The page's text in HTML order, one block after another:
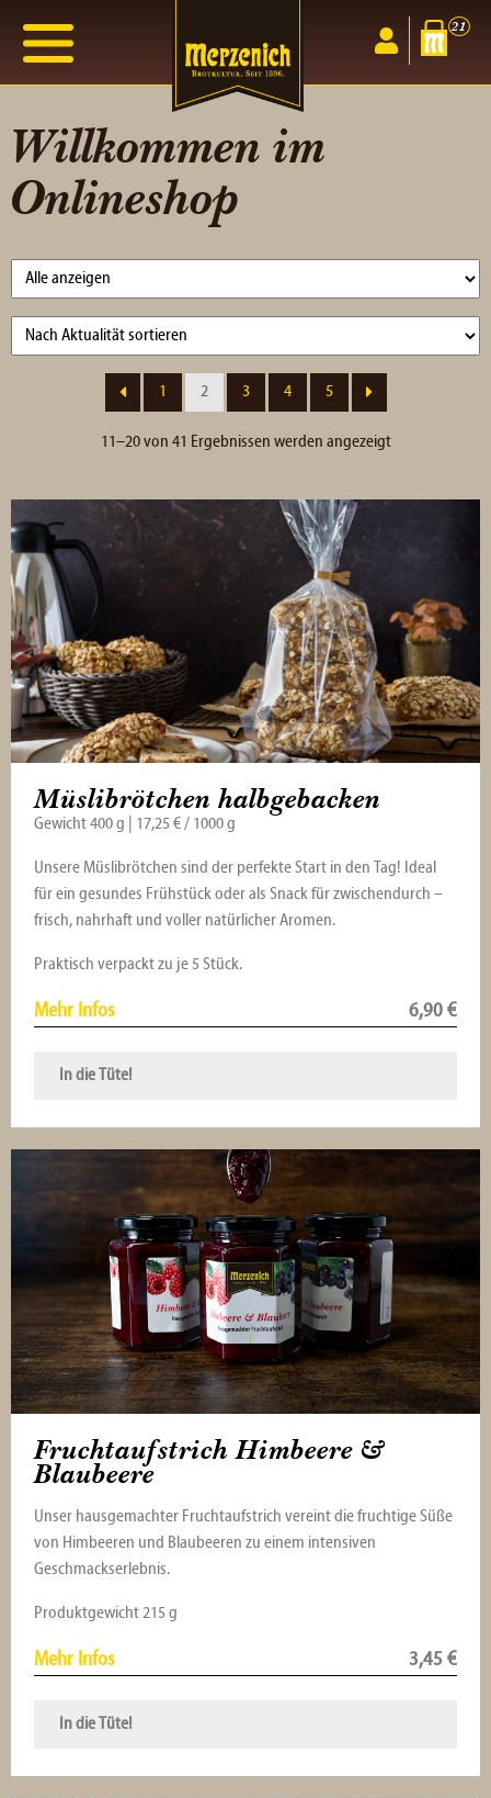
21
Willkommen im
Onlineshop
11–20 von 41 Ergebnissen werden angezeigtNach
1 2 3 4 5
Müslibrötchen halbgebacken
Gewicht 400 g | 17,25 € / 1000 g
Unsere Müslibrötchen sind der perfekte Start in den Tag! Ideal
für ein gesundes Frühstück oder als Snack für zwischendurch –
frisch, nahrhaft und voller natürlicher Aromen.
Praktisch verpackt zu je 5 Stück.
Mehr Infos 6,90 €
In die Tüte!
Fruchtaufstrich Himbeere &
Blaubeere
Unser hausgemachter Fruchtaufstrich vereint die fruchtige Süße
von Himbeeren und Blaubeeren zu einem intensiven
Geschmackserlebnis.
Produktgewicht 215 g
Mehr Infos 3,45 €
In die Tüte!